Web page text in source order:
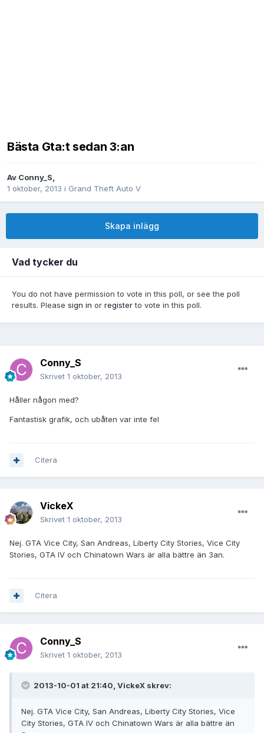
Bästa Gta:t sedan 3:an
Av Conny_S,
1 oktober, 2013 i Grand Theft Auto V
Skapa inlägg
Vad tycker du
You do not have permission to vote in this poll, or see the poll
results. Please sign in or registerto vote in this poll.
Conny_S
Skrivet 1 oktober, 2013
Håller någon med?
Fantastisk grafik, och ubåten var inte fel
Citera
VickeX
Skrivet 1 oktober, 2013
Nej. GTA Vice City, San Andreas, Liberty City Stories, Vice City
Stories, GTA IV och Chinatown Wars är alla bättre än 3an.
Citera
Conny_S
Skrivet 1 oktober, 2013
2013-10-01 at 21:40, VickeX skrev:
Nej. GTA Vice City, San Andreas, Liberty City Stories, Vice
City Stories, GTA IV och Chinatown Wars är alla bättre än